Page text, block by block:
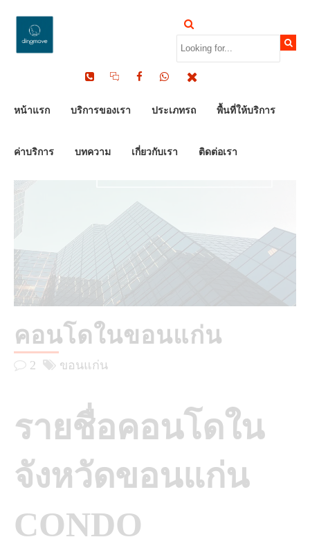
หน้าแรก บริการของเรา ประเภทรถ พื้นที่ให้บริการ
ค่าบริการ บทความ เกี่ยวกับเรา ติดต่อเรา
คอนโดในขอนแก่น
2 ขอนแก่น
รายชื่อคอนโดใน
จังหวัดขอนแก่น
CONDO